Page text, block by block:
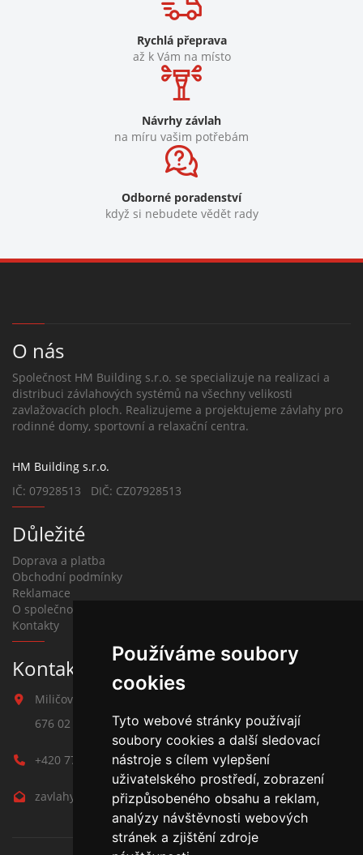
Používáme soubory
cookies
Tyto webové stránky používají
soubory cookies a další sledovací
nástroje s cílem vylepšení
uživatelského prostředí, zobrazení
přizpůsobeného obsahu a reklam,
analýzy návštěvnosti webových
stránek a zjištění zdroje
Rychlá přeprava
až k Vám na místo
Návrhy závlah
na míru vašim potřebám
Odborné poradenství
když si nebudete vědět rady
O nás
Společnost HM Building s.r.o. se specializuje na realizaci a
distribuci závlahových systémů na všechny velikosti
zavlažovacích ploch. Realizujeme a projektujeme závlahy pro
rodinné domy, sportovní a relaxační centra.
HM Building s.r.o.
IČ: 07928513 DIČ: CZ07928513
Důležité
Doprava a platba
Obchodní podmínky
Reklamace
O společnosti
Kontakty
Kontakt na závlahy
Miličova 541
676 02 Moravské Budějovice
+420 777 780 938
zavlahy@hmbuilding.cz